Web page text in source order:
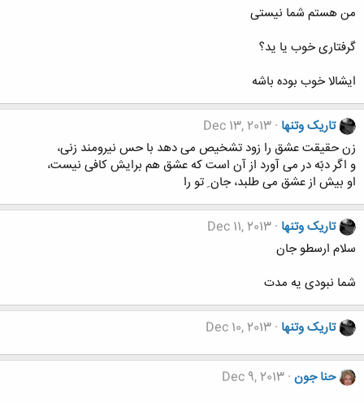
من هستم شما نیستی
گرفتاری خوب یا ید؟
ایشالا خوب بوده باشه
تاریک وتنها Dec 13, 2013
زن حقیقت عشق را زود تشخیص می دهد با حس نیرومند زنی،
و اگر دبّه در می آورد از آن است که عشق هم برایش کافی نیست،
او بیش از عشق می طلبد، جان ِ تو را
تاریک وتنها Dec 11, 2013
سلام ارسطو جان
شما نبودی یه مدت
تاریک وتنها Dec 10, 2013
حنا جون Dec 9, 2013